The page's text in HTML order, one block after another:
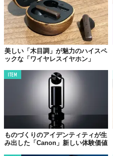
美しい「木目調」が魅力のハイスペ
ックな「ワイヤレスイヤホン」
ITEM
ものづくりのアイデンティティが生
み出した「Canon」新しい体験価値